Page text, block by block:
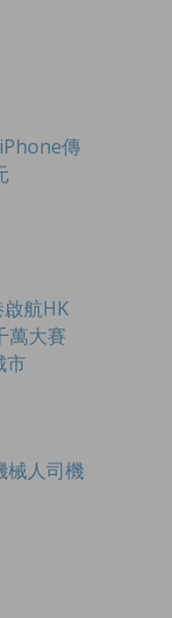
傳
航HK
萬大賽
市
械人司機